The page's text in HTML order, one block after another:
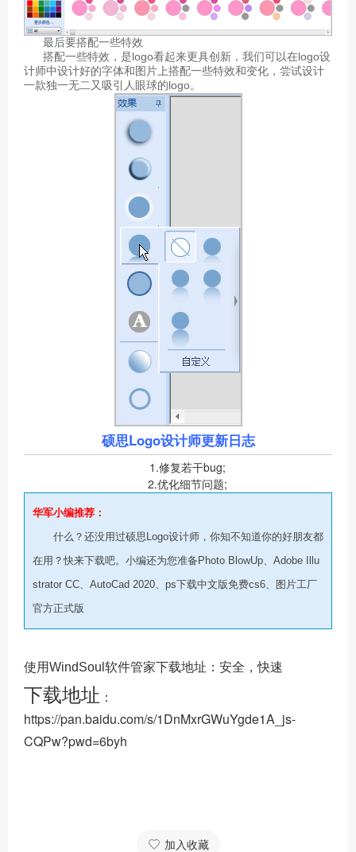
最后要搭配一些特效
搭配一些特效，是logo看起来更具创新，我们可以在logo设
计师中设计好的字体和图片上搭配一些特效和变化，尝试设计
一款独一无二又吸引人眼球的logo。
硕思Logo设计师更新日志
1.修复若干bug;
2.优化细节问题;
华军小编推荐：
什么？还没用过硕思Logo设计师，你知不知道你的好朋友都
在用？快来下载吧。小编还为您准备Photo BlowUp、Adobe Illu
strator CC、AutoCad 2020、ps下载中文版免费cs6、图片工厂
官方正式版
使用WindSoul软件管家下载地址：安全，快速
下载地址 ：
https://pan.baidu.com/s/1DnMxrGWuYgde1A_js-
CQPw?pwd=6byh
加入收藏